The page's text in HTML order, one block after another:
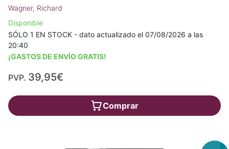
Wagner, Richard
Disponible
SÓLO 1 EN STOCK - dato actualizado el 07/08/2026 a las
20:40
¡GASTOS DE ENVÍO GRATIS!
PVP. 39,95€
Comprar